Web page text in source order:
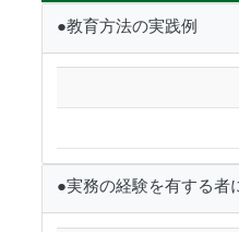
●教育方法の実践例
●実務の経験を有する者